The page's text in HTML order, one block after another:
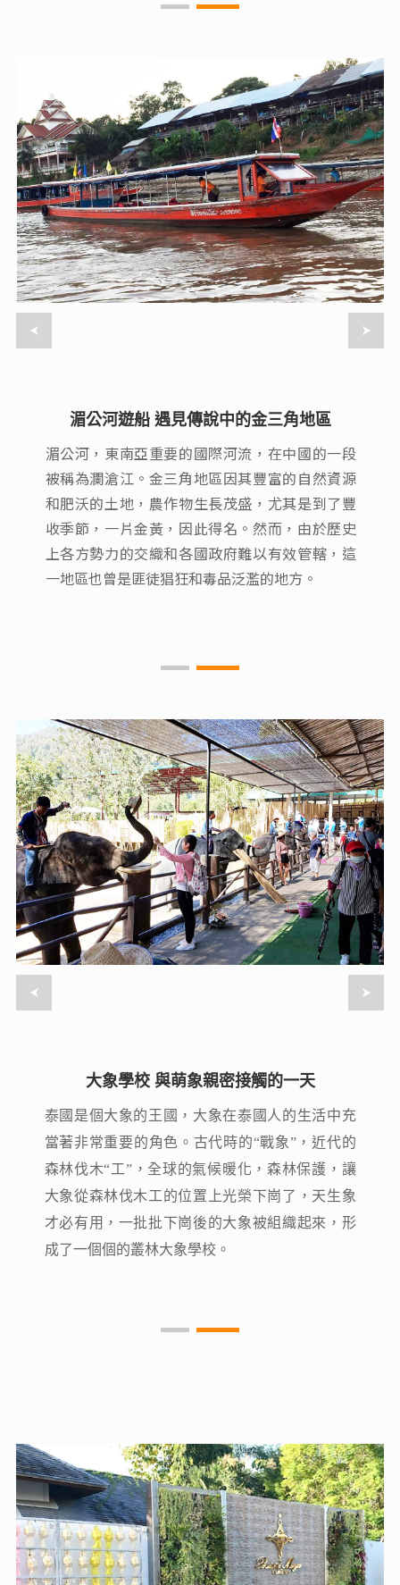
湄公河遊船 遇見傳說中的金三角地區
湄公河，東南亞重要的國際河流，在中國的一段
被稱為瀾滄江。金三角地區因其豐富的自然資源
和肥沃的土地，農作物生長茂盛，尤其是到了豐
收季節，一片金黃，因此得名。然而，由於歷史
上各方勢力的交織和各國政府難以有效管轄，這
一地區也曾是匪徒猖狂和毒品泛濫的地方。
湄公河遊船 遇見傳說中的金三角地區
湄公河，東南亞重要的國際河流，在中國的一段
被稱為瀾滄江。金三角地區因其豐富的自然資源
和肥沃的土地，農作物生長茂盛，尤其是到了豐
收季節，一片金黃，因此得名。然而，由於歷史
上各方勢力的交織和各國政府難以有效管轄，這
一地區也曾是匪徒猖狂和毒品泛濫的地方。
大象學校 與萌象親密接觸的一天
泰國是個大象的王國，大象在泰國人的生活中充
當著非常重要的角色。古代時的“戰象”，近代的
森林伐木“工”，全球的氣候暖化，森林保護，讓
大象從森林伐木工的位置上光榮下崗了，天生象
才必有用，一批批下崗後的大象被組織起來，形
成了一個個的叢林大象學校。
大象學校 與萌象親密接觸的一天
泰國是個大象的王國，大象在泰國人的生活中充
當著非常重要的角色。古代時的“戰象”，近代的
森林伐木“工”，全球的氣候暖化，森林保護，讓
大象從森林伐木工的位置上光榮下崗了，天生象
才必有用，一批批下崗後的大象被組織起來，形
成了一個個的叢林大象學校。